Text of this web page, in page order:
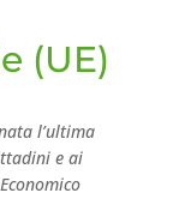
(UE)
l’ultima
e ai